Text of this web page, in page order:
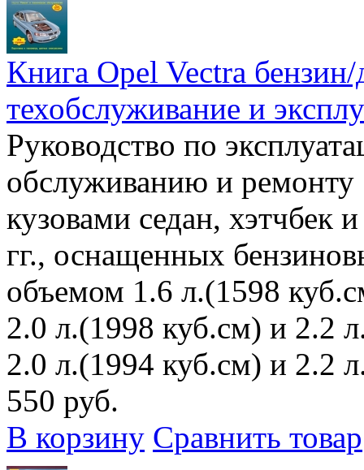
Книга Opel Vectra
техобслуживание и
Руководство по
обслуживанию и ремонту
кузовами седан, хэтчбек
гг., оснащенных
объемом 1.6 л.(1598
2.0 л.(1998 куб.см) и 2.2
2.0 л.(1994 куб.см) и 2.2
550 руб.
В корзину Сравнить товар